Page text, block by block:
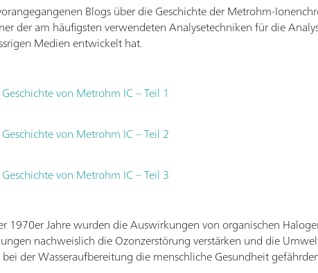
Blogs über die Geschichte der Metrohm-
der am häufigsten verwendeten Analysetechniken für die
Medien entwickelt hat.
Geschichte von Metrohm IC – Teil 1
Geschichte von Metrohm IC – Teil 2
Geschichte von Metrohm IC – Teil 3
1970er Jahre wurden die Auswirkungen von organischen
nachweislich die Ozonzerstörung verstärken und die
der Wasseraufbereitung die menschliche Gesundheit